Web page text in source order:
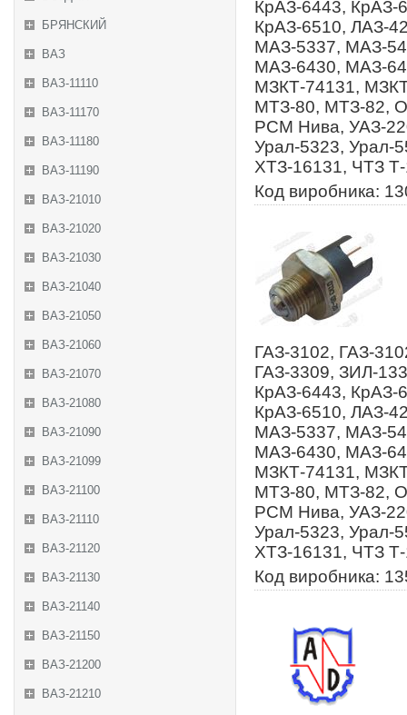
БРЯНСКИЙ
ВАЗ
ВАЗ-11110
ВАЗ-11170
ВАЗ-11180
ВАЗ-11190
ВАЗ-21010
ВАЗ-21020
ВАЗ-21030
ВАЗ-21040
ВАЗ-21050
ВАЗ-21060
ВАЗ-21070
ВАЗ-21080
ВАЗ-21090
ВАЗ-21099
ВАЗ-21100
ВАЗ-21110
ВАЗ-21120
ВАЗ-21130
ВАЗ-21140
ВАЗ-21150
ВАЗ-21200
ВАЗ-21210
КрАЗ-6443, КрАЗ-
КрАЗ-6510, ЛАЗ-
МАЗ-5337, МАЗ-
МАЗ-6430, МАЗ-
МЗКТ-74131,
МТЗ-80, МТЗ-82,
РСМ Нива, УАЗ-
Урал-5323, Урал-
ХТЗ-16131, ЧТЗ
Код виробника:
ГАЗ-3102, ГАЗ-
ГАЗ-3309, ЗИЛ-
КрАЗ-6443, КрАЗ-
КрАЗ-6510, ЛАЗ-
МАЗ-5337, МАЗ-
МАЗ-6430, МАЗ-
МЗКТ-74131,
МТЗ-80, МТЗ-82,
РСМ Нива, УАЗ-
Урал-5323, Урал-
ХТЗ-16131, ЧТЗ
Код виробника: